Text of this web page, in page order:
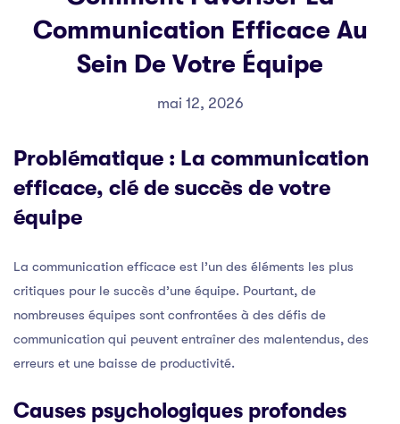
Communication Efficace Au
Sein De Votre Équipe
mai 12, 2026
Problématique : La communication
efficace, clé de succès de votre
équipe
La communication efficace est l’un des éléments les plus
critiques pour le succès d’une équipe. Pourtant, de
nombreuses équipes sont confrontées à des défis de
communication qui peuvent entraîner des malentendus, des
erreurs et une baisse de productivité.
Causes psychologiques profondes